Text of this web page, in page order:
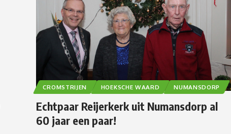
CROMSTRIJEN HOEKSCHE WAARD NUMANSDORP
Echtpaar Reijerkerk uit Numansdorp al
60 jaar een paar!